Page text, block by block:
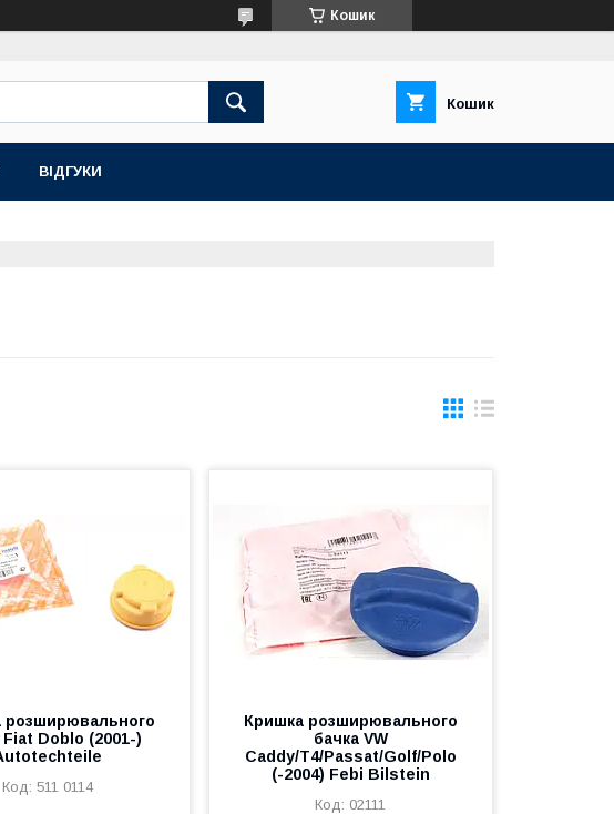
Кошик
Кошик
ВІДГУКИ
розширювального
Fiat Doblo (2001-)
511 0114
Кришка розширювального
бачка VW
Caddy/T4/Passat/Golf/Polo
(-2004) Febi Bilstein
02111